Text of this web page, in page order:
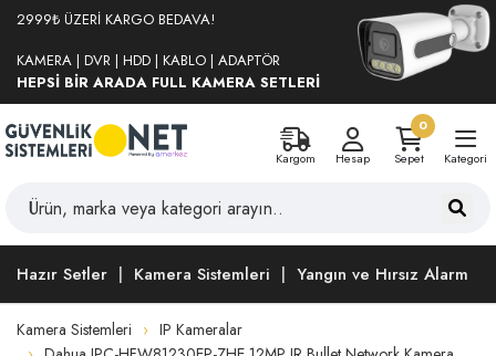
2999₺ ÜZERİ KARGO BEDAVA!
KAMERA | DVR | HDD | KABLO | ADAPTÖR
HEPSİ BİR ARADA FULL KAMERA SETLERİ
Kargom Hesap
0
Sepet
Kategori
Hazır Setler Kamera Sistemleri Yangın ve Hırsız Alarm
Kamera Sistemleri
IP Kameralar